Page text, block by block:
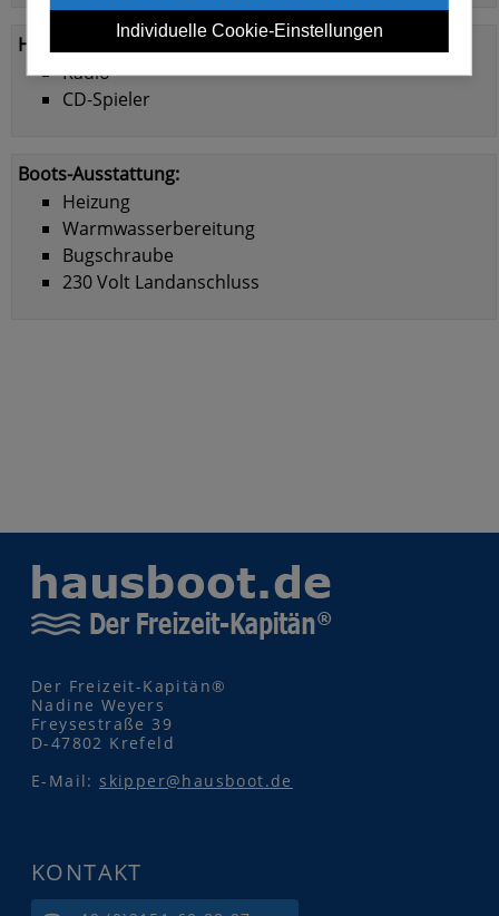
Individuelle Cookie-Einstellungen
Hifi-Ausstattung:
Radio
CD-Spieler
Boots-Ausstattung:
Heizung
Warmwasserbereitung
Bugschraube
230 Volt Landanschluss
Der Freizeit-Kapitän®
Nadine Weyers
Freysestraße 39
D-47802 Krefeld
E-Mail: skipper@hausboot.de
KONTAKT